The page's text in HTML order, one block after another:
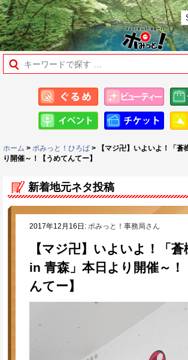
ホーム > ポみっと！ひろば > 【マジ卍】いよいよ！「蒼
り開催～！【うめてんてー】
新着地元ネタ投稿
2017年12月16日:ポみっと！事務局さん
【マジ卍】いよいよ！「
in 青森」本日より開催～！
んてー】